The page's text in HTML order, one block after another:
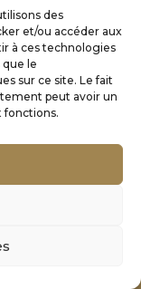
des
et/ou accéder aux
à ces technologies
le
sur ce site. Le fait
peut avoir un
fonctions.